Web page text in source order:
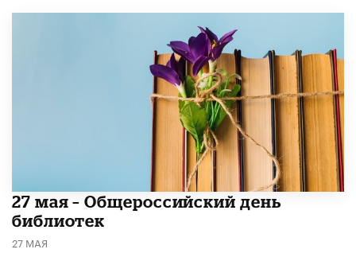
​27 мая – Общероссийский день
библиотек
27 МАЯ